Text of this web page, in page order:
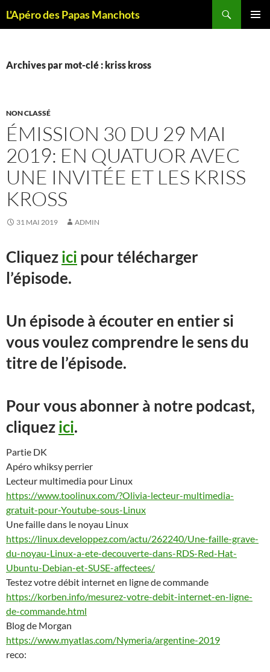
L'Apéro des Papas Manchots
Archives par mot-clé : kriss kross
NON CLASSÉ
ÉMISSION 30 DU 29 MAI
2019: EN QUATUOR AVEC
UNE INVITÉE ET LES KRISS
KROSS
31 MAI 2019 ADMIN
Cliquezici pour télécharger
l’épisode.
Un épisode à écouter en entier si
vous voulez comprendre le sens du
titre de l’épisode.
Pour vous abonner à notre podcast,
cliquezici.
Partie DK
Apéro whiksy perrier
Lecteur multimedia pour Linux
https://www.toolinux.com/?Olivia-lecteur-multimedia-
gratuit-pour-Youtube-sous-Linux
Une faille dans le noyau Linux
https://linux.developpez.com/actu/262240/Une-faille-grave-
du-noyau-Linux-a-ete-decouverte-dans-RDS-Red-Hat-
Ubuntu-Debian-et-SUSE-affectees/
Testez votre débit internet en ligne de commande
https://korben.info/mesurez-votre-debit-internet-en-ligne-
de-commande.html
Blog de Morgan
https://www.myatlas.com/Nymeria/argentine-2019
reco: